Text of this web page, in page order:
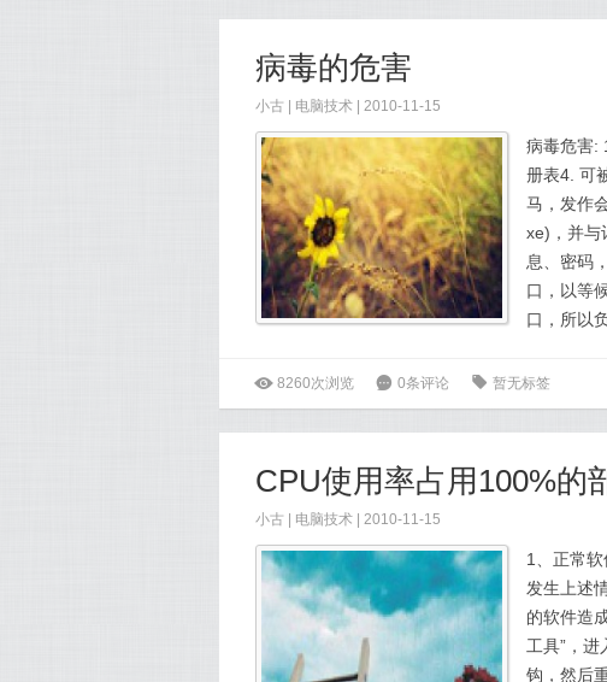
病毒的危害
小古 电脑技术 | 2010-11-15
病毒危害:
册表4. 可
马，发作
xe)，并与
息、密码
口，以等
口，所以
ė 8260次浏览 6 0条评论 0 暂无标签
CPU使用率占用100%的
小古 电脑技术 | 2010-11-15
1、正常
发生上述
的软件造
工具”，
钩，然后